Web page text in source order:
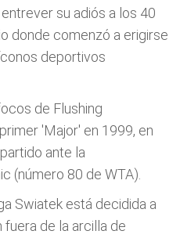
su adiós a los 40
donde comenzó a erigirse
deportivos
de Flushing
'Major' en 1999, en
ante la
(número 80 de WTA).
Swiatek está decidida a
fuera de la arcilla de